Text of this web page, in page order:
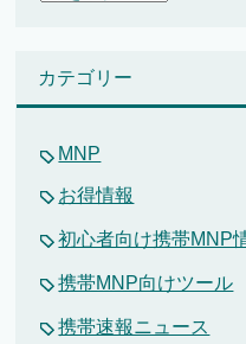
ブ
カテゴリー
MNP
お得情報
初心者向け携帯MNP
携帯MNP向けツール
携帯速報ニュース